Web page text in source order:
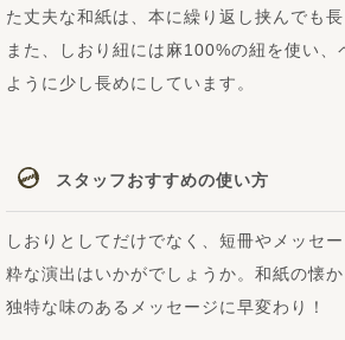
た丈夫な和紙は、本に繰り返し挟んでも
また、しおり紐には麻100%の紐を使い
ように少し長めにしています。
スタッフおすすめの使い方
しおりとしてだけでなく、短冊やメッセ
粋な演出はいかがでしょうか。和紙の懐
独特な味のあるメッセージに早変わり！